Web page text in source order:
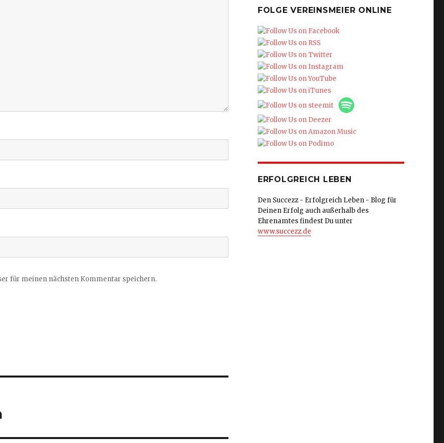
für meinen nächsten Kommentar speichern.
FOLGE VEREINSMEIER ONLINE
ERFOLGREICH LEBEN
Den Succezz - Erfolgreich Leben - Blog für
Deinen Erfolg auch außerhalb des
Ehrenamtes findest Du unter
www.succezz.de